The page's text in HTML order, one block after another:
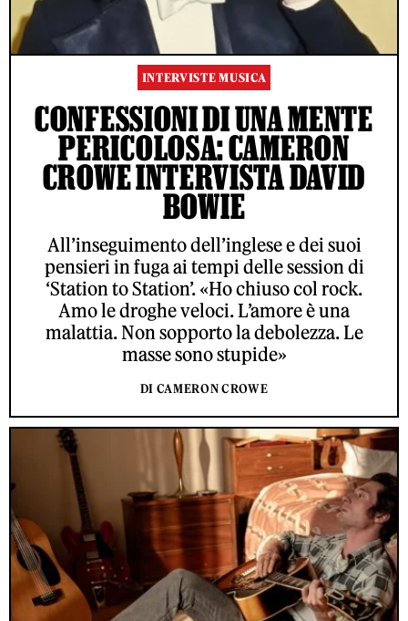
INTERVISTE MUSICA
CONFESSIONI DI UNA MENTE
PERICOLOSA: CAMERON
CROWE INTERVISTA DAVID
BOWIE
All’inseguimento dell’inglese e dei suoi
pensieri in fuga ai tempi delle session di
‘Station to Station’. «Ho chiuso col rock.
Amo le droghe veloci. L’amore è una
malattia. Non sopporto la debolezza. Le
masse sono stupide»
DI CAMERON CROWE